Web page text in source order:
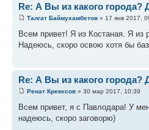
Re: А Вы из какого города?
Талгат Баймухамбетов » 17 янв 2017,
Всем привет! Я из Костаная. Я из
Надеюсь, скоро освою хотя бы
Re: А Вы из какого города?
Ренат Крекесов » 30 мар 2017, 10:39
Всем привет, я с Павлодара! У
надеюсь, скоро заговорю)